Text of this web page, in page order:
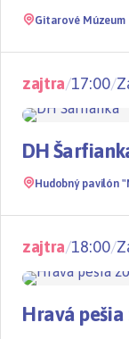
Gitarové Múzeum
zajtra/17:00/
DH
Hudobný pavilón
zajtra/18:00/
Hravá pešia